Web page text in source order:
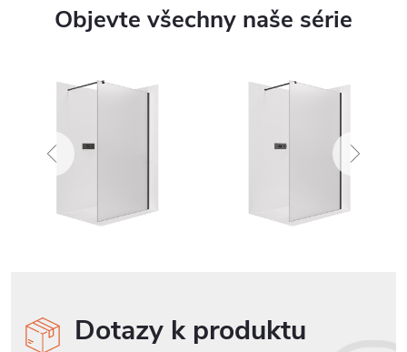
Objevte všechny naše série
Dotazy k produktu